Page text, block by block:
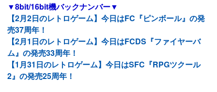
▼8bit/16bit機バックナンバー▼
【2月2日のレトロゲーム】今日はFC『ピンボール』の発
売37周年！
【2月1日のレトロゲーム】今日はFCDS『ファイヤーバ
ム』の発売33周年！
【1月31日のレトロゲーム】今日はSFC『RPGツクール
2』の発売25周年！